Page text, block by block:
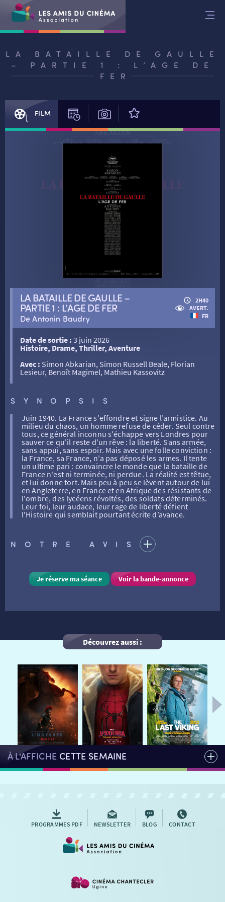
RETOUR
FILMS
SÉANCES SPÉCIALES
THÉ CINÉ
RÉTRO VISION
AUTRES RENDEZ-VOUS
ATELIERS PRATIQUES
RETOUR
LA SÉLECTION DES AMIS DU CINÉMA & LES FILMS
D’ACTUALITÉS
LES DISPOSITIFS NATIONAUX
HISTORIQUE
RETOUR
NOS SALLES
NOUS CONTACTER
LA BATAILLE DE GAULLE
– PARTIE 1 : L’AGE DE
FER
FILM SÉANCES PHOTOS
LA BATAILLE DE GAULLE –
PARTIE 1 : L’AGE DE FER
De Antonin Baudry
2H40
AVERT.
FR
Date de sortie : 3 juin 2026
Histoire, Drame, Thriller, Aventure
Avec : Simon Abkarian, Simon Russell Beale, Florian
Lesieur, Benoît Magimel, Mathieu Kassovitz
SYNOPSIS
Juin 1940. La France s'effondre et signe l’armistice. Au
milieu du chaos, un homme refuse de céder. Seul contre
tous, ce général inconnu s'échappe vers Londres pour
sauver ce qu'il reste d'un rêve : la liberté. Sans armée,
sans appui, sans espoir. Mais avec une folle conviction :
la France, sa France, n'a pas déposé les armes. Il tente
un ultime pari : convaincre le monde que la bataille de
France n'est ni terminée, ni perdue. La réalité est têtue,
et lui donne tort. Mais peu à peu se lèvent autour de lui
en Angleterre, en France et en Afrique des résistants de
l'ombre, des lycéens révoltés, des soldats déterminés.
Leur foi, leur audace, leur rage de liberté défient
l'Histoire qui semblait pourtant écrite d’avance.
NOTRE AVIS
Je réserve ma séance Voir la bande-annonce
Découvrez aussi :
À L'AFFICHE CETTE SEMAINE
PROGRAMMES PDF NEWSLETTER BLOG CONTACT